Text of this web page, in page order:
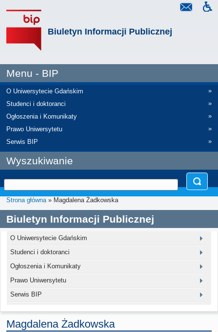
Biuletyn Informacji Publicznej
Menu - BIP
O Uniwersytecie Gdańskim
»
Studenci i doktoranci
»
Ogłoszenia i Komunikaty
»
Prawo Uniwersytetu
»
Serwis BIP
»
Wyszukiwanie
Strona główna» Magdalena Żadkowska
Biuletyn Informacji Publicznej
O Uniwersytecie Gdańskim
Studenci i doktoranci
Ogłoszenia i Komunikaty
Prawo Uniwersytetu
Serwis BIP
Magdalena Żadkowska